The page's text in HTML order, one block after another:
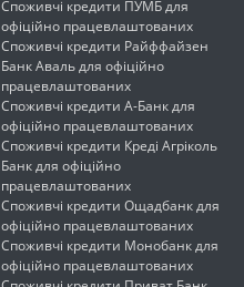
Споживчі кредити ПУМБ для
офіційно працевлаштованих
Споживчі кредити Райффайзен
Банк Аваль для офіційно
працевлаштованих
Споживчі кредити А-Банк для
офіційно працевлаштованих
Споживчі кредити Креді Агріколь
Банк для офіційно
працевлаштованих
Споживчі кредити Ощадбанк для
офіційно працевлаштованих
Споживчі кредити Монобанк для
офіційно працевлаштованих